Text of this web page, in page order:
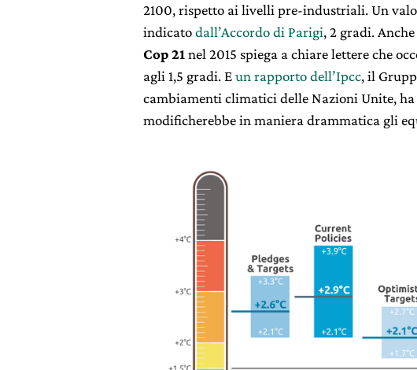
2100, rispetto ai livelli pre-industriali. Un
indicatodall’Accordo di Parigi, 2 gradi.
Cop 21 nel 2015 spiega a chiare lettere che
agli 1,5 gradi. Eun rapporto dell’Ipcc, il
cambiamenti climatici delle Nazioni Unite,
modificherebbe in maniera drammatica gli